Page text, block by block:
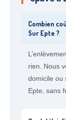
Combien
Sur Epte ?
rien. Nous
domicile ou
Epte, sans